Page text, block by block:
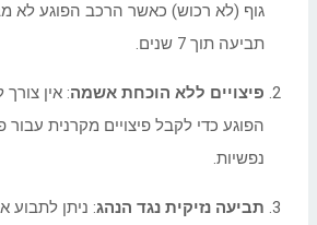
גוף (לא רכוש) כאשר הרכב הפוגע לא
תביעה תוך 7 שנים.
פיצויים ללא הוכחת אשמה: אין
הפוגע כדי לקבל פיצויים מקרנית עבור
נפשיות.
תביעה נזיקית נגד הנהג: ניתן לתבוע